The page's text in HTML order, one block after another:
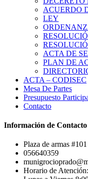
ACUERDO
LEY
ACTA DE
PLAN DE
ACTA – CODISEC
Mesa De Partes
Presupuesto
Contacto
Información de Contacto
Plaza de armas
056640359
Horario de Atención: